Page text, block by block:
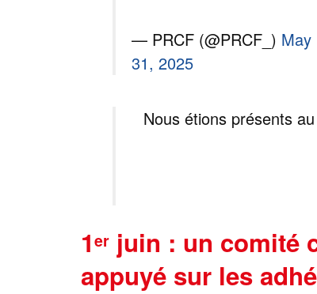
— PRCF (@PRCF_) May
31, 2025
Nous étions présents
1er juin : un comité
appuyé sur les